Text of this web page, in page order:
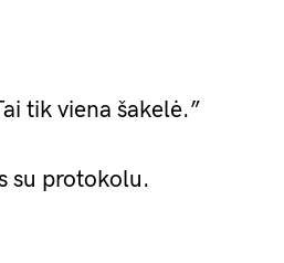
tik viena šakelė.”
su protokolu.